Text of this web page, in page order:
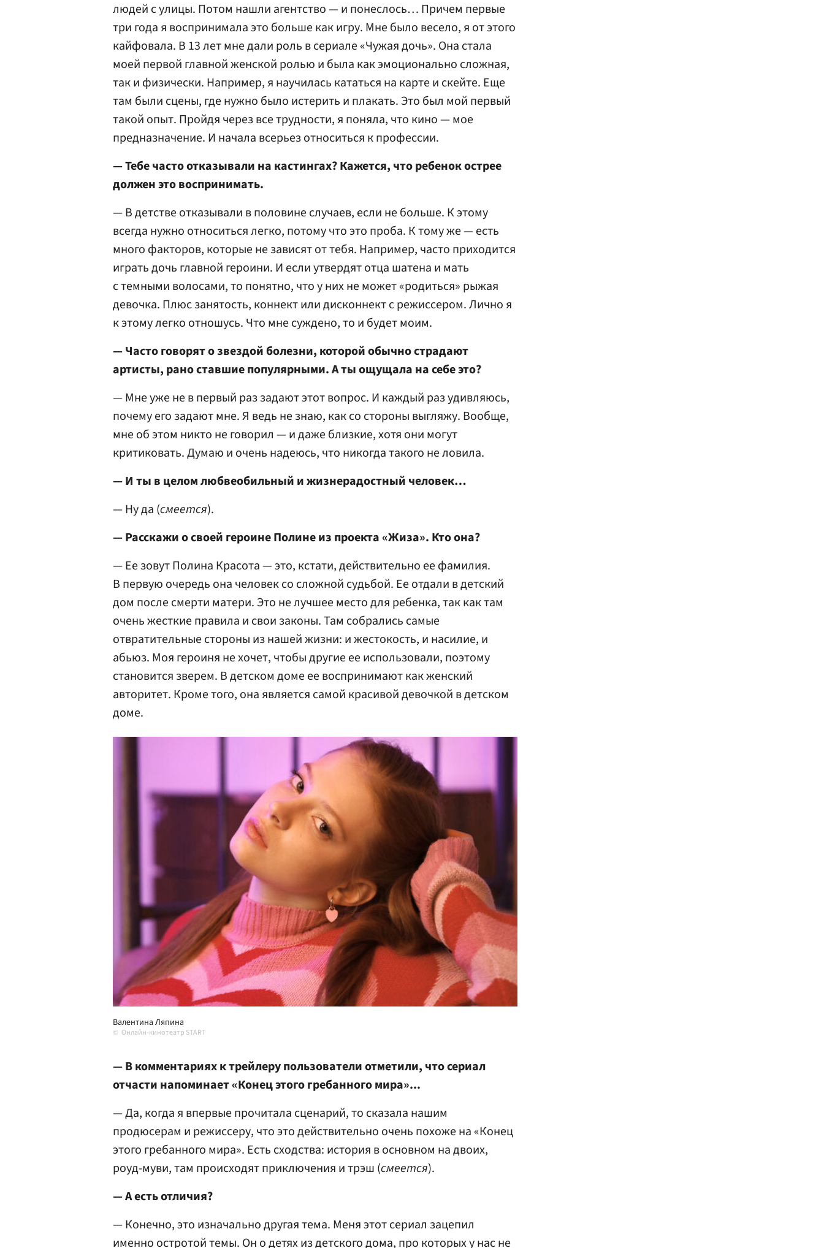
людей с улицы. Потом нашли агентство — и понеслось… Причем первые
три года я воспринимала это больше как игру. Мне было весело, я от этого
кайфовала. В 13 лет мне дали роль в сериале «Чужая дочь». Она стала
моей первой главной женской ролью и была как эмоционально сложная,
так и физически. Например, я научилась кататься на карте и скейте. Еще
там были сцены, где нужно было истерить и плакать. Это был мой первый
такой опыт. Пройдя через все трудности, я поняла, что кино — мое
предназначение. И начала всерьез относиться к профессии.
— Тебе часто отказывали на кастингах? Кажется, что ребенок острее
должен это воспринимать.
— В детстве отказывали в половине случаев, если не больше. К этому
всегда нужно относиться легко, потому что это проба. К тому же — есть
много факторов, которые не зависят от тебя. Например, часто приходится
играть дочь главной героини. И если утвердят отца шатена и мать
с темными волосами, то понятно, что у них не может «родиться» рыжая
девочка. Плюс занятость, коннект или дисконнект с режиссером. Лично я
к этому легко отношусь. Что мне суждено, то и будет моим.
— Часто говорят о звездой болезни, которой обычно страдают
артисты, рано ставшие популярными. А ты ощущала на себе это?
— Мне уже не в первый раз задают этот вопрос. И каждый раз удивляюсь,
почему его задают мне. Я ведь не знаю, как со стороны выгляжу. Вообще,
мне об этом никто не говорил — и даже близкие, хотя они могут
критиковать. Думаю и очень надеюсь, что никогда такого не ловила.
— И ты в целом любвеобильный и жизнерадостный человек…
— Ну да (смеется).
— Расскажи о своей героине Полине из проекта «Жиза». Кто она?
— Ее зовут Полина Красота — это, кстати, действительно ее фамилия.
В первую очередь она человек со сложной судьбой. Ее отдали в детский
дом после смерти матери. Это не лучшее место для ребенка, так как там
очень жесткие правила и свои законы. Там собрались самые
отвратительные стороны из нашей жизни: и жестокость, и насилие, и
абьюз. Моя героиня не хочет, чтобы другие ее использовали, поэтому
становится зверем. В детском доме ее воспринимают как женский
авторитет. Кроме того, она является самой красивой девочкой в детском
доме.
Валентина Ляпина
Онлайн-кинотеатр START
— В комментариях к трейлеру пользователи отметили, что сериал
отчасти напоминает «Конец этого гребанного мира»...
— Да, когда я впервые прочитала сценарий, то сказала нашим
продюсерам и режиссеру, что это действительно очень похоже на «Конец
этого гребанного мира». Есть сходства: история в основном на двоих,
роуд-муви, там происходят приключения и трэш (смеется).
— А есть отличия?
— Конечно, это изначально другая тема. Меня этот сериал зацепил
именно остротой темы. Он о детях из детского дома, про которых у нас не